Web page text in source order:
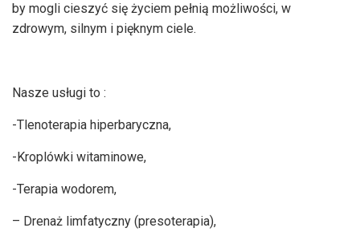
by mogli cieszyć się życiem pełnią możliwości, w
zdrowym, silnym i pięknym ciele.
Nasze usługi to :
-Tlenoterapia hiperbaryczna,
-Kroplówki witaminowe,
-Terapia wodorem,
– Drenaż limfatyczny (presoterapia),